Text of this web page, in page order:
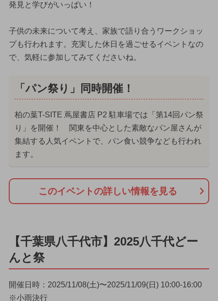
発見と学びがいっぱい！
子供の未来について考え、家族で語り合うワークショッ
プも行われます。充実した休日を過ごせるイベントなの
で、気軽に参加してみてくださいね。
「パン祭り」同時開催！
柏の葉T-SITE 蔦屋書店 P2 駐車場では「第14回パン祭
り」を開催！ 関東を中心とした素敵なパン屋さんが
集結する人気イベントで、パン食い競争なども行われ
ます。
このイベントの詳しい情報を見る
【千葉県八千代市】2025八千代どー
んと祭
開催日時：2025/11/08(土)〜2025/11/09(日) 10:00-16:00
※小雨決行